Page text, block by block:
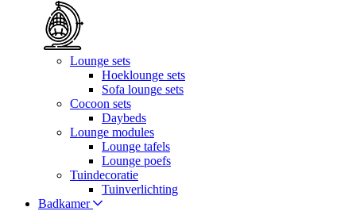
Lounge sets
Hoeklounge sets
Sofa lounge sets
Cocoon sets
Daybeds
Lounge modules
Lounge tafels
Lounge poefs
Tuindecoratie
Tuinverlichting
Badkamer